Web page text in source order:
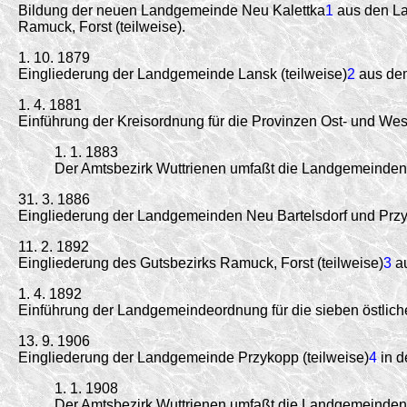
Bildung der neuen Landgemeinde Neu Kalettka1 aus den
Ramuck, Forst (teilweise).
1. 10. 1879
Eingliederung der Landgemeinde Lansk (teilweise)2 aus
1. 4. 1881
Einführung der Kreisordnung für die Provinzen Ost- und
1. 1. 1883
Der Amtsbezirk Wuttrienen umfaßt die
31. 3. 1886
Eingliederung der Landgemeinden Neu Bartelsdorf und
11. 2. 1892
Eingliederung des Gutsbezirks Ramuck, Forst (teilweise)3
1. 4. 1892
Einführung der Landgemeindeordnung für die sieben
13. 9. 1906
Eingliederung der Landgemeinde Przykopp (teilweise)4in
1. 1. 1908